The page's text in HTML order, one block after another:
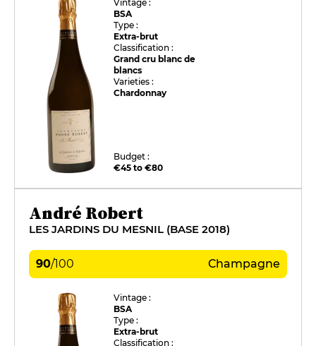
Vintage :
BSA
Type :
Extra-brut
Classification :
Grand cru blanc de
blancs
Varieties :
Chardonnay
Budget :
€45 to €80
André Robert
LES JARDINS DU MESNIL (BASE 2018)
90/100 Champagne
Vintage :
BSA
Type :
Extra-brut
Classification :